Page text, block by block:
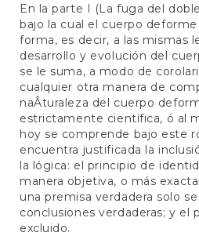
En la parte I (La fuga del
bajo la cual el cuerpo
forma, es decir, a las mismas
desarrollo y evolución del
se le suma, a modo de
cualquier otra manera de
naÂ­turaleza del cuerpo
estrictamente científica, ó al
hoy se comprende bajo este
encuentra justificada la
la lógica: el principio de
manera objetiva, o más
una premisa verdadera solo
conclusiones verdaderas; y el
excluido.